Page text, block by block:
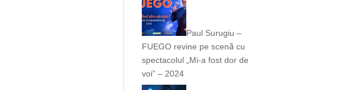
Paul Surugiu –
FUEGO revine pe scenă cu
spectacolul „Mi-a fost dor de
voi” – 2024